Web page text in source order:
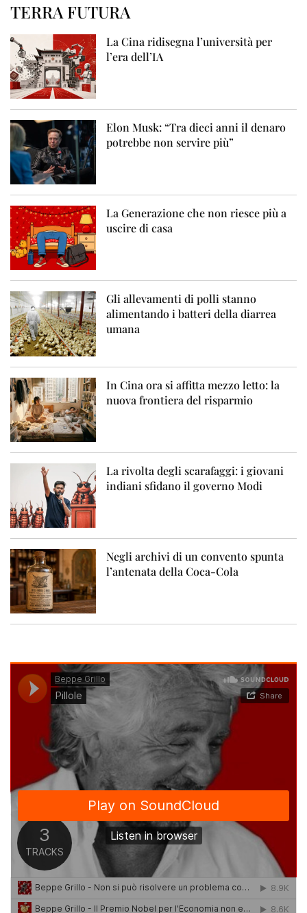
TERRA FUTURA
La Cina ridisegna l’università per
l’era dell’IA
Elon Musk: “Tra dieci anni il denaro
potrebbe non servire più”
La Generazione che non riesce più a
uscire di casa
Gli allevamenti di polli stanno
alimentando i batteri della diarrea
umana
In Cina ora si affitta mezzo letto: la
nuova frontiera del risparmio
La rivolta degli scarafaggi: i giovani
indiani sfidano il governo Modi
Negli archivi di un convento spunta
l’antenata della Coca-Cola